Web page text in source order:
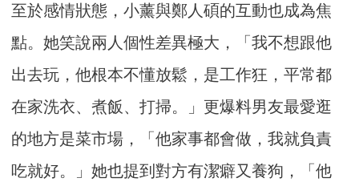
至於感情狀態，小薰與鄭人碩的互動也成為焦
點。她笑說兩人個性差異極大，「我不想跟他
出去玩，他根本不懂放鬆，是工作狂，平常都
在家洗衣、煮飯、打掃。」更爆料男友最愛逛
的地方是菜市場，「他家事都會做，我就負責
吃就好。」她也提到對方有潔癖又養狗，「他